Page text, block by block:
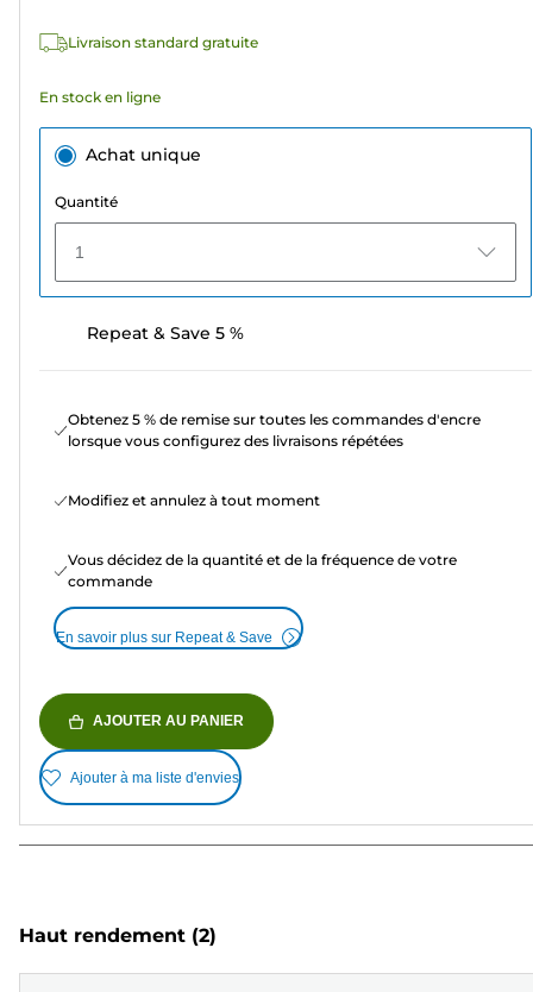
Livraison standard gratuite
En stock en ligne
Achat unique
Quantité
1
Repeat & Save 5 %
Obtenez 5 % de remise sur toutes les commandes d'encre
lorsque vous configurez des livraisons répétées
Modifiez et annulez à tout moment
Vous décidez de la quantité et de la fréquence de votre
commande
En savoir plus sur Repeat & Save
AJOUTER AU PANIER
Ajouter à ma liste d'envies
Haut rendement (2)